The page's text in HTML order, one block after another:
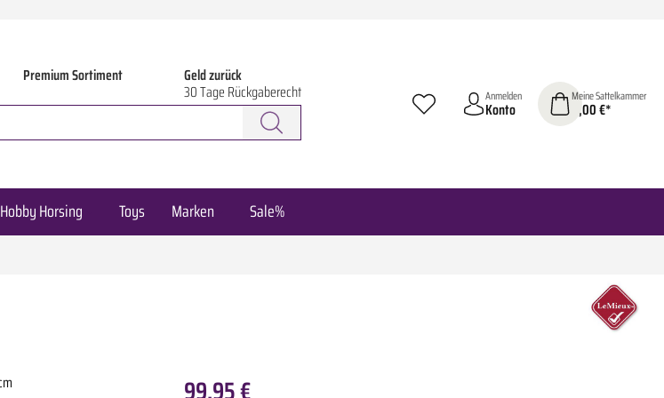
Premium Sortiment Geld zurück
30 Tage Rückgaberecht Anmelden
Konto
Meine Sattelkammer
0,00 €*
Hobby Horsing Toys Marken Sale%